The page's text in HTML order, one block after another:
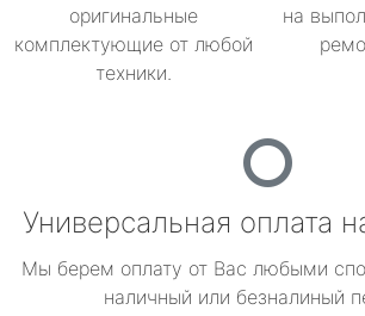
оригинальные
комплектующие от любой
техники.
на
Универсальная оплата
Мы берем оплату от Вас любыми
наличный или безналиный